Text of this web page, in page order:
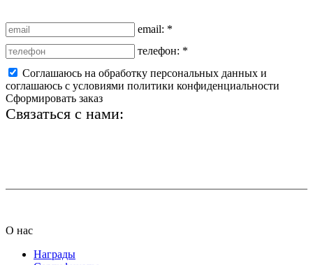
email: *
телефон: *
Соглашаюсь на обработку персональных данных и
соглашаюсь с условиями политики конфиденциальности
Сформировать заказ
Связаться с нами:
О нас
Награды